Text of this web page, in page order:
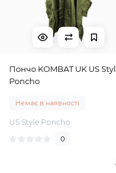
Пончо KOMBAT UK US
Poncho
Немає в наявності
US Style Poncho
0